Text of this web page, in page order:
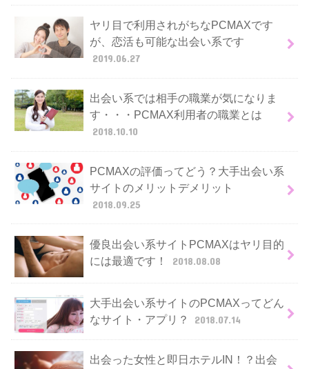
ヤリ目で利用されがちなPCMAXです
が、恋活も可能な出会い系です
2019.06.27
出会い系では相手の職業が気になりま
す・・・PCMAX利用者の職業とは
2018.10.10
PCMAXの評価ってどう？大手出会い系
サイトのメリットデメリット
2018.09.25
優良出会い系サイトPCMAXはヤリ目的
には最適です！
2018.08.08
大手出会い系サイトのPCMAXってどん
なサイト・アプリ？
2018.07.14
出会った女性と即日ホテルIN！？出会